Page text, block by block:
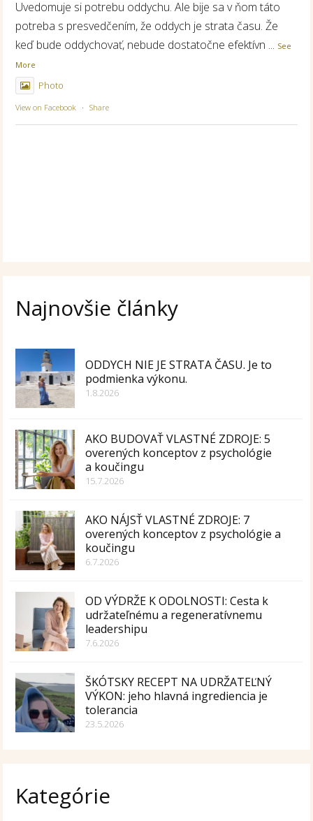
Uvedomuje si potrebu oddychu. Ale bije sa v ňom táto
potreba s presvedčením, že oddych je strata času. Že
keď bude oddychovať, nebude dostatočne efektívn ... See
More
Photo
View on Facebook · Share
Najnovšie články
ODDYCH NIE JE STRATA ČASU. Je to
podmienka výkonu.
1.8.2026
AKO BUDOVAŤ VLASTNÉ ZDROJE: 5
overených konceptov z psychológie
a koučingu
15.7.2026
AKO NÁJSŤ VLASTNÉ ZDROJE: 7
overených konceptov z psychológie a
koučingu
6.7.2026
OD VÝDRŽE K ODOLNOSTI: Cesta k
udržateľnému a regeneratívnemu
leadershipu
7.6.2026
ŠKÓTSKY RECEPT NA UDRŽATEĽNÝ
VÝKON: jeho hlavná ingrediencia je
tolerancia
23.5.2026
Kategórie